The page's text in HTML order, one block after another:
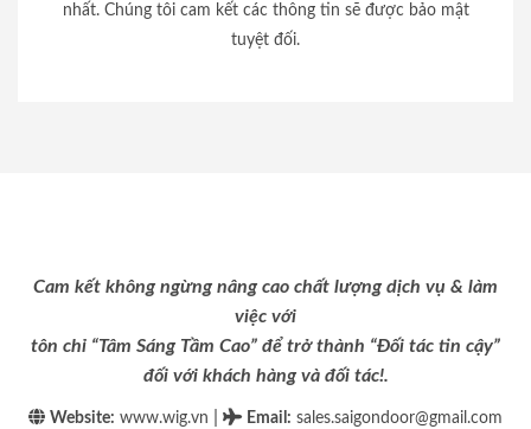
nhất. Chúng tôi cam kết các thông tin sẽ được bảo mật
tuyệt đối.
Cam kết không ngừng nâng cao chất lượng dịch vụ & làm
việc với
tôn chỉ “Tâm Sáng Tầm Cao” để trở thành “Đối tác tin cậy”
đối với khách hàng và đối tác!.
Website: www.wig.vn Email : sales.saigondoor@gmail.com